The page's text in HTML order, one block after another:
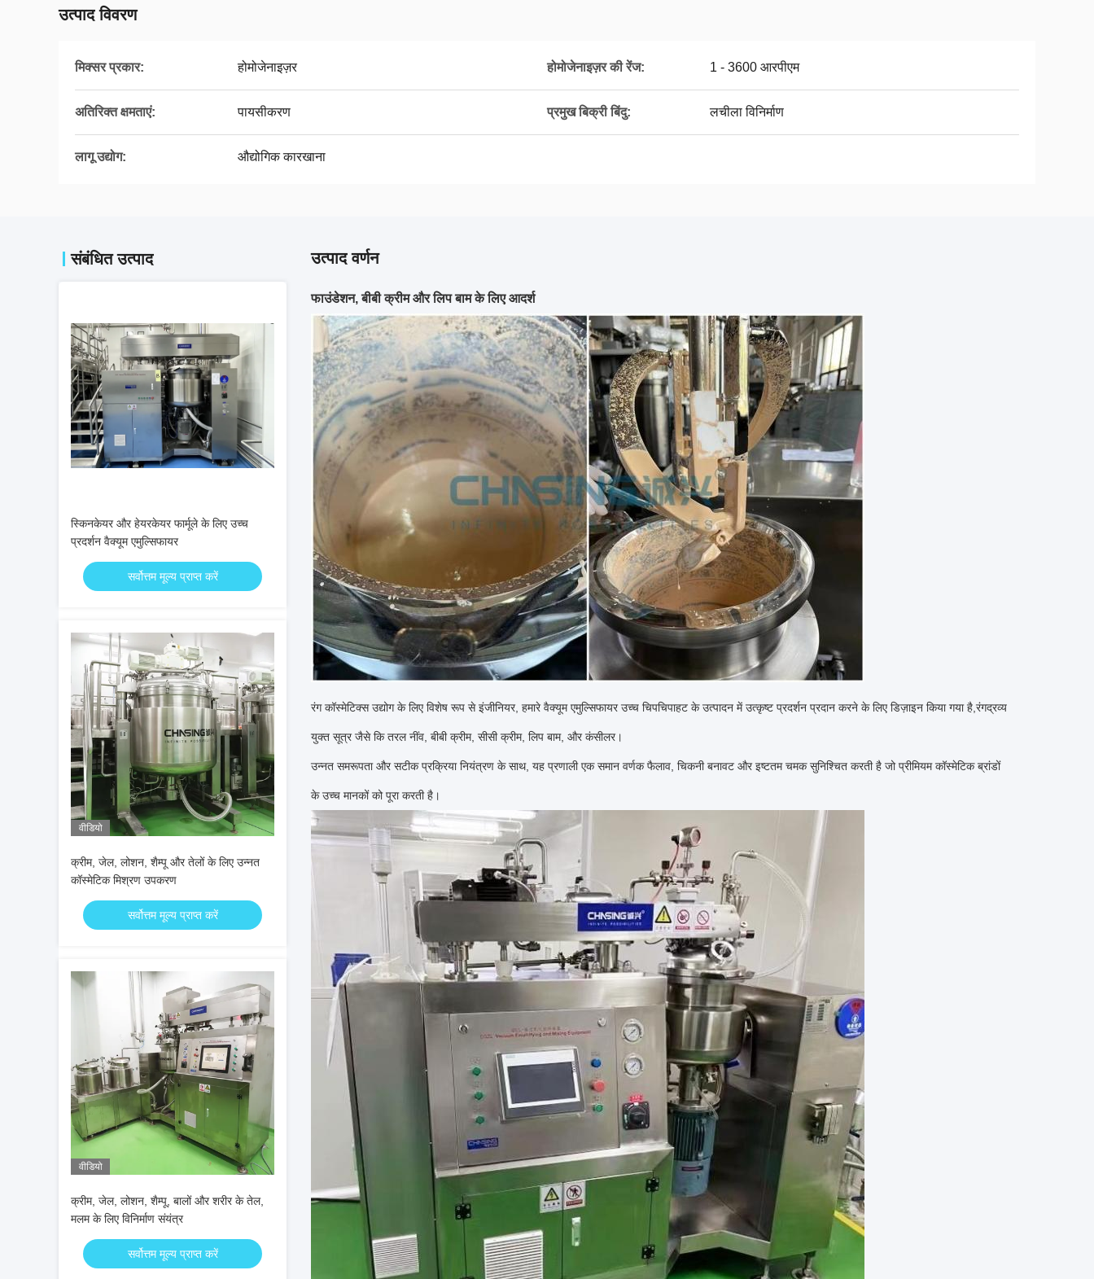
उत्पाद विवरण
मिक्सर प्रकार: होमोजेनाइज़र होमोजेनाइज़र की रेंज: 1 - 3600 आरपीएम
अतिरिक्त क्षमताएं: पायसीकरण प्रमुख बिक्री बिंदु: लचीला विनिर्माण
लागू उद्योग: औद्योगिक कारखाना
संबंधित उत्पाद
स्किनकेयर और हेयरकेयर फार्मूले के लिए उच्च
प्रदर्शन वैक्यूम एमुल्सिफायर
सर्वोत्तम मूल्य प्राप्त करें
वीडियो
क्रीम, जेल, लोशन, शैम्पू और तेलों के लिए उन्नत
कॉस्मेटिक मिश्रण उपकरण
सर्वोत्तम मूल्य प्राप्त करें
वीडियो
क्रीम, जेल, लोशन, शैम्पू, बालों और शरीर के तेल,
मलम के लिए विनिर्माण संयंत्र
सर्वोत्तम मूल्य प्राप्त करें
उत्पाद वर्णन
फाउंडेशन, बीबी क्रीम और लिप बाम के लिए आदर्श
रंग कॉस्मेटिक्स उद्योग के लिए विशेष रूप से इंजीनियर, हमारे वैक्यूम एमुल्सिफायर उच्च चिपचिपाहट के उत्पादन में उत्कृष्ट प्रदर्शन प्रदान करने के लिए डिज़ाइन किया गया है,रंगद्रव्य
युक्त सूत्र जैसे कि तरल नींव, बीबी क्रीम, सीसी क्रीम, लिप बाम, और कंसीलर।
उन्नत समरूपता और सटीक प्रक्रिया नियंत्रण के साथ, यह प्रणाली एक समान वर्णक फैलाव, चिकनी बनावट और इष्टतम चमक सुनिश्चित करती है जो प्रीमियम कॉस्मेटिक ब्रांडों
के उच्च मानकों को पूरा करती है।